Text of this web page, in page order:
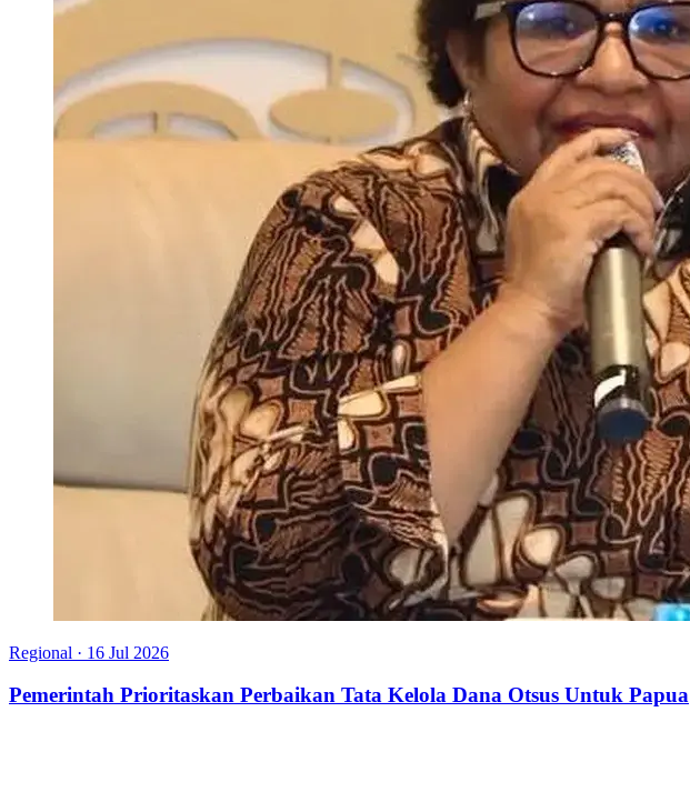
Regional · 16 Jul 2026
Pemerintah Prioritaskan Perbaikan Tata Kelola Dana Otsus Untuk Papua